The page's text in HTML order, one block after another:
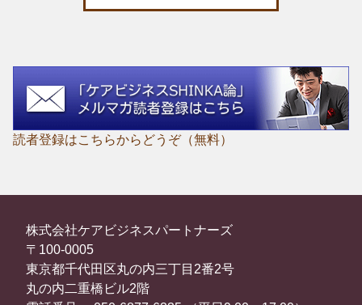
読者登録はこちらからどうぞ（無料）
株式会社ケアビジネスパートナーズ
〒100-0005
東京都千代田区丸の内三丁目2番2号
丸の内二重橋ビル2階